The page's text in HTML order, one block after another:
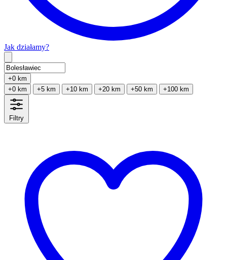
Jak działamy?
+0 km
+0 km
+5 km +10 km +20 km +50 km +100 km
Filtry